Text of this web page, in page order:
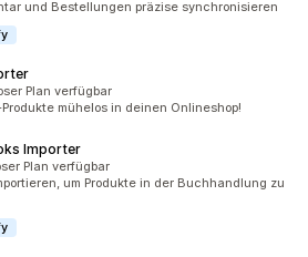
und Bestellungen präzise synchronisieren
Plan verfügbar
mühelos in deinen Onlineshop!
Importer
Plan verfügbar
um Produkte in der Buchhandlung zu